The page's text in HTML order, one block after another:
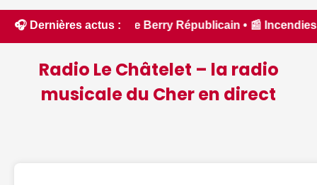
🎧 Dernières actus :
Berry Républicain • 📰 Incendies : des
Radio Le Châtelet – la radio
musicale du Cher en direct